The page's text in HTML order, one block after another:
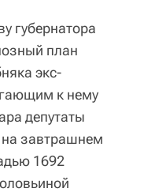
губернатора
план
экс-
к нему
депутаты
завтрашнем
1692